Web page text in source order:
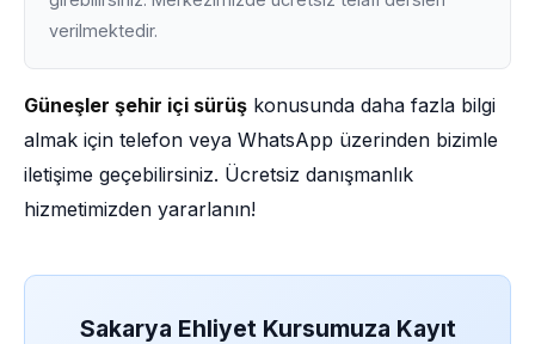
verilmektedir.
Güneşler şehir içi sürüş konusunda daha fazla bilgi
almak için telefon veya WhatsApp üzerinden bizimle
iletişime geçebilirsiniz. Ücretsiz danışmanlık
hizmetimizden yararlanın!
Sakarya Ehliyet Kursumuza Kayıt